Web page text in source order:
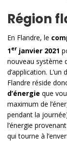
Région
En Flandre, le
1er janvier 2021
nouveau système
d’application.
Flandre réside
d’énergie que
maximum de
pendant la
l’énergie
qui tourne à